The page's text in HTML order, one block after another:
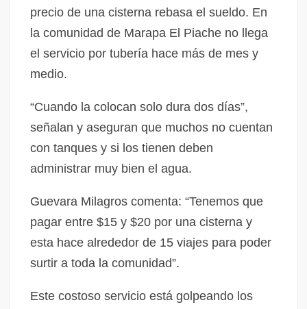
precio de una cisterna rebasa el sueldo. En
la comunidad de Marapa El Piache no llega
el servicio por tubería hace más de mes y
medio.
“Cuando la colocan solo dura dos días”,
señalan y aseguran que muchos no cuentan
con tanques y si los tienen deben
administrar muy bien el agua.
Guevara Milagros comenta: “Tenemos que
pagar entre $15 y $20 por una cisterna y
esta hace alrededor de 15 viajes para poder
surtir a toda la comunidad”.
Este costoso servicio está golpeando los